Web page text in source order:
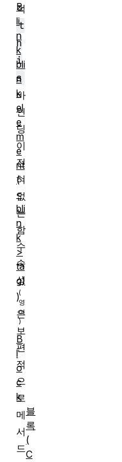
적
t
h
i
s
바
인
딩
이
전
혀
없
는
함
수
속
성
)
은
보
편
적
으
로
메
서
드
B
li
n
k
bli
n
k
el
e
m
e
nt
(
<
bli
n
k
>
ta
g)
B
l
o
c
k
블
록
(
C